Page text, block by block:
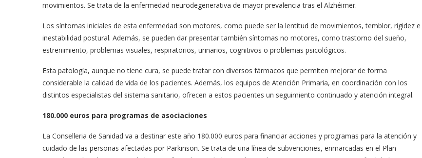
movimientos. Se trata de la enfermedad neurodegenerativa de mayor prevalencia tras el Alzhéimer.
Los síntomas iniciales de esta enfermedad son motores, como puede ser la lentitud de movimientos, temblor, rigidez e
inestabilidad postural. Además, se pueden dar presentar también síntomas no motores, como trastorno del sueño,
estreñimiento, problemas visuales, respiratorios, urinarios, cognitivos o problemas psicológicos.
Esta patología, aunque no tiene cura, se puede tratar con diversos fármacos que permiten mejorar de forma
considerable la calidad de vida de los pacientes. Además, los equipos de Atención Primaria, en coordinación con los
distintos especialistas del sistema sanitario, ofrecen a estos pacientes un seguimiento continuado y atención integral.
180.000 euros para programas de asociaciones
La Conselleria de Sanidad va a destinar este año 180.000 euros para financiar acciones y programas para la atención y
cuidado de las personas afectadas por Parkinson. Se trata de una línea de subvenciones, enmarcadas en el Plan